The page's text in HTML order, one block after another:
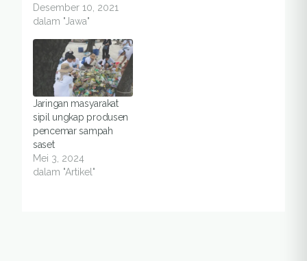
Desember 10, 2021
dalam "Jawa"
Jaringan masyarakat
sipil ungkap produsen
pencemar sampah
saset
Mei 3, 2024
dalam "Artikel"